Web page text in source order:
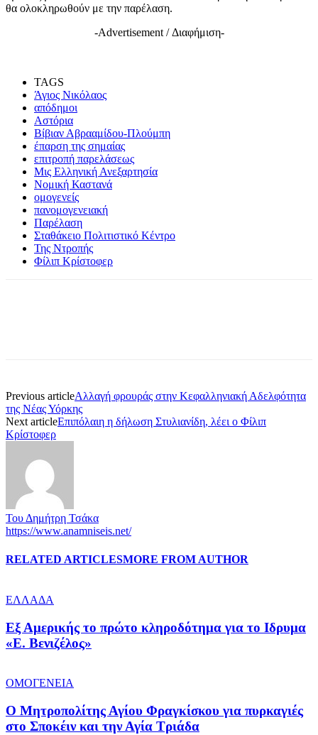
θα ολοκληρωθούν με την παρέλαση.
-Advertisement / Διαφήμιση-
TAGS
Άγιος Νικόλαος
απόδημοι
Αστόρια
Βίβιαν Αβρααμίδου-Πλούμπη
έπαρση της σημαίας
επιτροπή παρελάσεως
Μις Ελληνική Ανεξαρτησία
Νομική Καστανά
ομογενείς
πανομογενειακή
Παρέλαση
Σταθάκειο Πολιτιστικό Κέντρο
Της Ντροπής
Φίλιπ Κρίστοφερ
Previous articleΑλλαγή φρουράς στην Κεφαλληνιακή Αδελφότητα
της Νέας Υόρκης
Next articleΕπιπόλαιη η δήλωση Στυλιανίδη, λέει ο Φίλιπ
Κρίστοφερ
Του Δημήτρη Τσάκα
https://www.anamniseis.net/
RELATED ARTICLESMORE FROM AUTHOR
ΕΛΛΑΔΑ
Εξ Αμερικής το πρώτο κληροδότημα για το Ιδρυμα
«Ε. Βενιζέλος»
ΟΜΟΓΕΝΕΙΑ
Ο Μητροπολίτης Αγίου Φραγκίσκου για πυρκαγιές
στο Σποκέιν και την Αγία Τριάδα